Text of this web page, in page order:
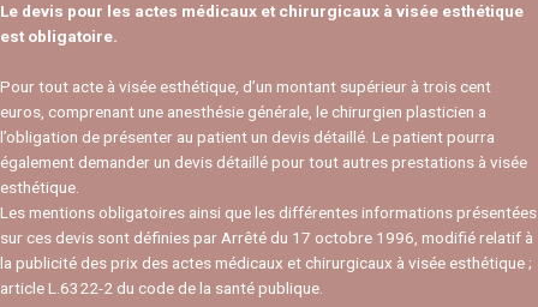
Le devis pour les actes médicaux et chirurgicaux à visée esthétique
est obligatoire.
Pour tout acte à visée esthétique, d’un montant supérieur à trois cent
euros, comprenant une anesthésie générale, le chirurgien plasticien a
l’obligation de présenter au patient un devis détaillé. Le patient pourra
également demander un devis détaillé pour tout autres prestations à visée
esthétique.
Les mentions obligatoires ainsi que les différentes informations présentées
sur ces devis sont définies par Arrêté du 17 octobre 1996, modifié relatif à
la publicité des prix des actes médicaux et chirurgicaux à visée esthétique ;
article L.6322-2 du code de la santé publique.